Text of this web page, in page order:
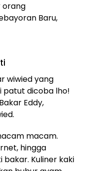
orang
Baru,
wiwied yang
patut dicoba lho!
Eddy,
macam.
hingga
bakar. Kuliner kaki